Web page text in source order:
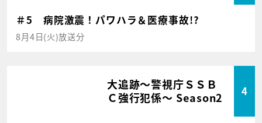
＃5 病院激震！パワハラ＆医療事故!?
8月4日(火)放送分
大追跡～警視庁ＳＳＢ
Ｃ強行犯係～ Season2
4